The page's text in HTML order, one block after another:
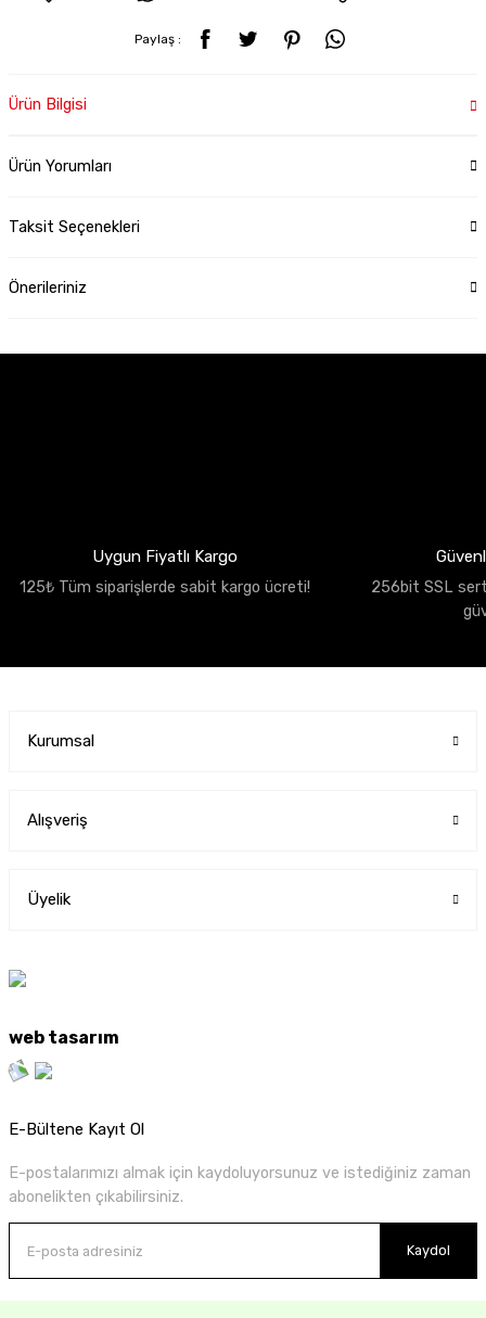
Paylaş :
Ürün Bilgisi
Ürün Yorumları
Taksit Seçenekleri
Önerileriniz
Uygun Fiyatlı Kargo
125₺ Tüm siparişlerde sabit kargo ücreti!
256bit SSL
Kurumsal
Alışveriş
Üyelik
web tasarım
E-Bültene Kayıt Ol
E-postalarımızı almak için kaydoluyorsunuz ve istediğiniz zaman
abonelikten çıkabilirsiniz.
Kaydol